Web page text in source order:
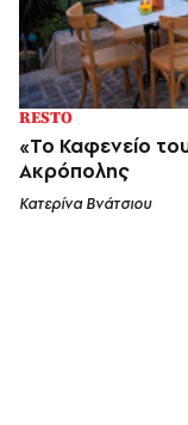
RESTO
«Το Καφενείο
Ακρόπολης
Κατερίνα Βνάτσιου